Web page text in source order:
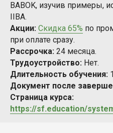
BABOK, изучив примеры,
IIBA.
Акции: Скидка 65% по
при оплате сразу.
Рассрочка: 24 месяца.
Трудоустройство: Нет.
Длительность обучения:
Документ после
Страница курса:
https://sf.education/